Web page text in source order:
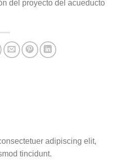
del proyecto del acueducto
adipiscing elit,
tincidunt.